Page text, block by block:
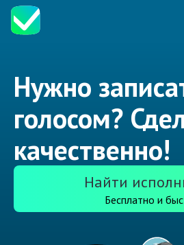
Нужно
голосом?
качественно!
Найти
Бесплатно и